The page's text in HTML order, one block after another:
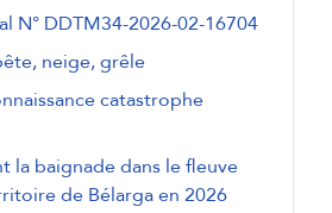
N° DDTM34-2026-02-16704
neige, grêle
catastrophe
la baignade dans le fleuve
de Bélarga en 2026